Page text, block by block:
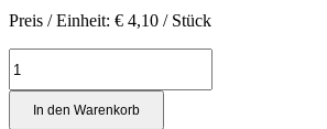
Preis / Einheit: € 4,10 / Stück
Menge
In den Warenkorb